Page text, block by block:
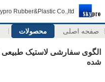
Rubber&Plastic Co.,ltd
صفحه اصلی محصولات
الگوی سفارشی لاستیک طبیعی
شده